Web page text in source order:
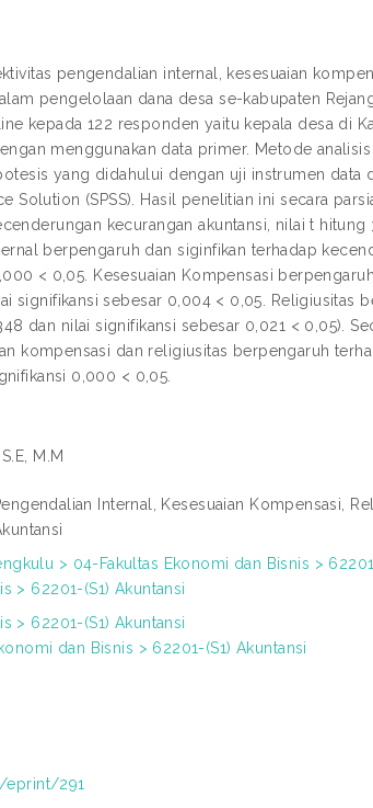
pengendalian internal, kesesuaian
pengelolaan dana desa se-kabupaten
kepada 122 responden yaitu kepala desa di
menggunakan data primer. Metode
yang didahului dengan uji instrumen data
(SPSS). Hasil penelitian ini secara
kecurangan akuntansi, nilai t hitung
berpengaruh dan siginfikan terhadap
< 0,05. Kesesuaian Kompensasi
signifikansi sebesar 0,004 < 0,05. Religiusitas
dan nilai signifikansi sebesar 0,021 < 0,05).
kompensasi dan religiusitas berpengaruh
0,000 < 0,05.
M.M
Internal, Kesesuaian Kompensasi,
> 04-Fakultas Ekonomi dan Bisnis >
> 62201-(S1) Akuntansi
> 62201-(S1) Akuntansi
dan Bisnis > 62201-(S1) Akuntansi
291